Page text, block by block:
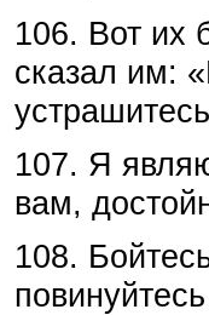
106. Вот их
сказал им:
107. Я
вам,
108.